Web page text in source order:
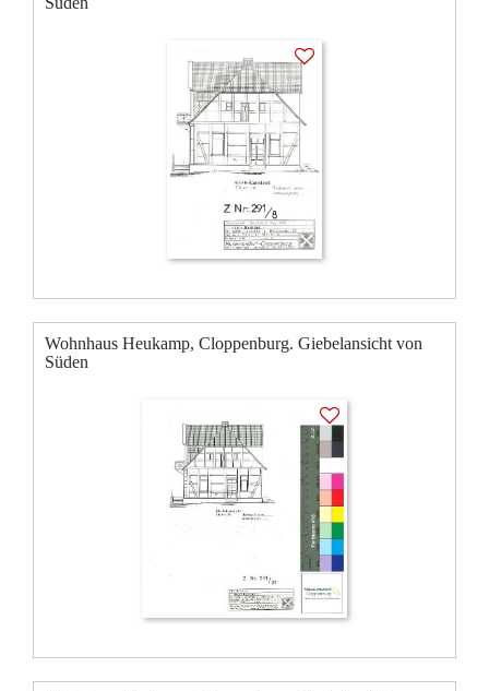
Wohnhaus Heukamp, Cloppenburg. Giebelansicht von
Süden